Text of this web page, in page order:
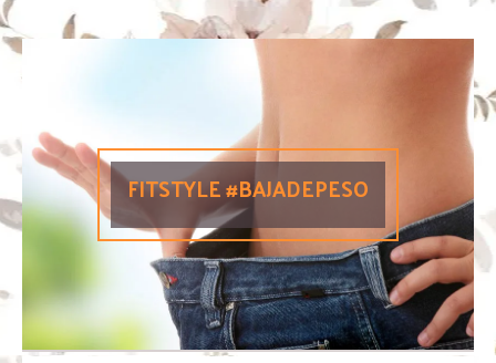
FITSTYLE #BAJADEPESO